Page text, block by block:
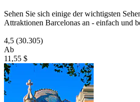
Sehen Sie sich einige der wichtigsten
Attraktionen Barcelonas an - einfach und
4,5 (30.305)
Ab
11,55 $